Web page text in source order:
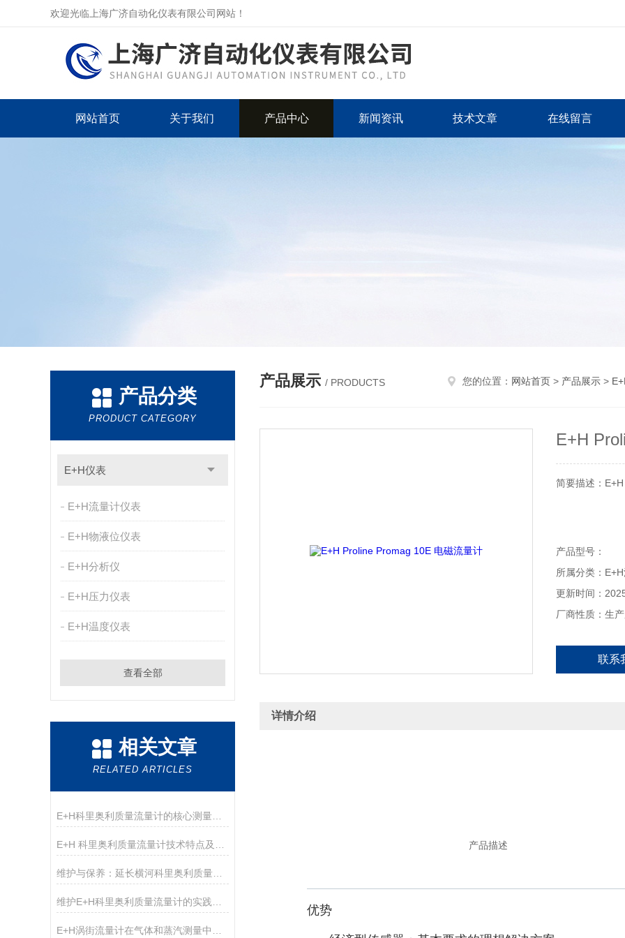
欢迎光临上海广济自动化仪表有限公司网站！
网站首页 关于我们 产品中心 新闻资讯 技术文章 在线留言
产品分类
PRODUCT CATEGORY
E+H仪表
E+H流量计仪表
E+H物液位仪表
E+H分析仪
E+H压力仪表
E+H温度仪表
查看全部
相关文章
RELATED ARTICLES
E+H科里奥利质量流量计的核心测量管结构与技术优势解析
维护与保养：延长横河科里奥利质量流量计使用寿命的方法
产品展示 / PRODUCTS 您的位置： 网站首页 > 产品展示 >
E+H
简要描述：
产品型号：
所属分类：
更新时间：
厂商性质：生
联系
详情介绍
产品描述
优势